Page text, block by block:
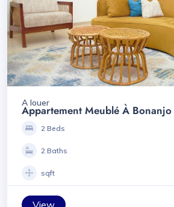
A louer
Appartement Meublé À Bonanjo
2 Beds
2 Baths
sqft
View